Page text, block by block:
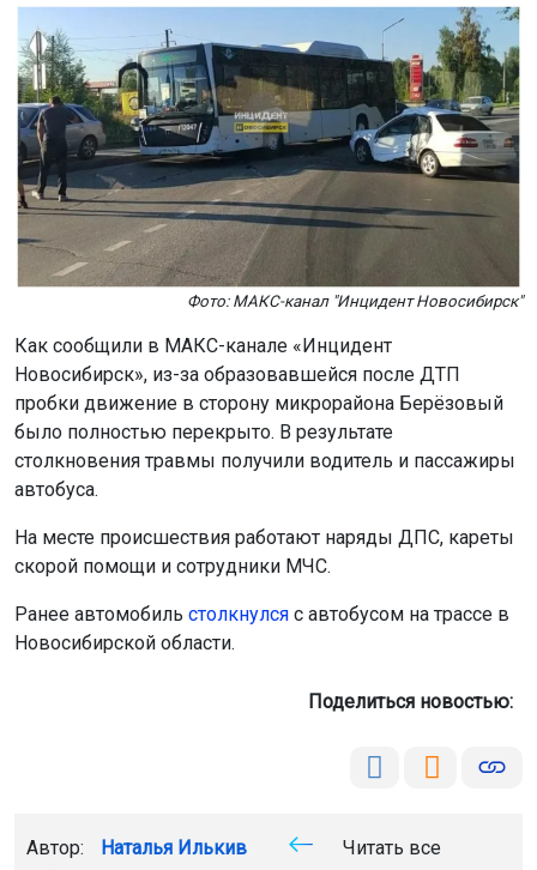
Фото: МАКС-канал "Инцидент Новосибирск"
Как сообщили в МАКС-канале «Инцидент
Новосибирск», из-за образовавшейся после ДТП
пробки движение в сторону микрорайона Берёзовый
было полностью перекрыто. В результате
столкновения травмы получили водитель и пассажиры
автобуса.
На месте происшествия работают наряды ДПС, кареты
скорой помощи и сотрудники МЧС.
Ранее автомобиль столкнулся
с автобусом на трассе в
Новосибирской области.
Поделиться новостью:
Читать все